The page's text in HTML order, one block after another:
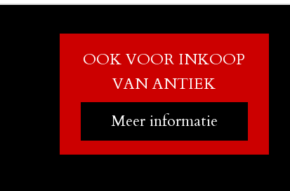
OOK VOOR INKOOP
VAN ANTIEK
Meer informatie